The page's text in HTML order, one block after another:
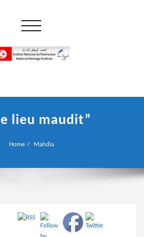
Toggle navigation
lieu maudit”
Home Mahdia